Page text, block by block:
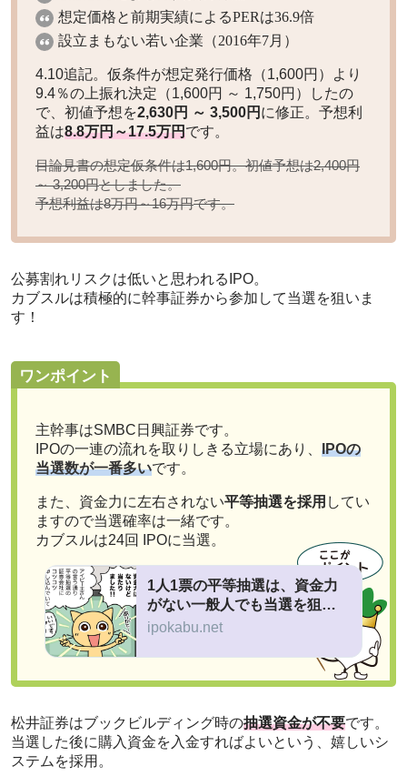
想定価格と前期実績によるPERは36.9倍
設立まもない若い企業（2016年7月）
4.10追記。仮条件が想定発行価格（1,600円）より
9.4％の上振れ決定（1,600円 ～ 1,750円）したの
で、初値予想を2,630円 ～ 3,500円 に修正。予想利
益は8.8万円～17.5万円です。
目論見書の想定仮条件は1,600円。初値予想は2,400円
～ 3,200円としました。
予想利益は8万円～16万円です。
公募割れリスクは低いと思われるIPO。
カブスルは積極的に幹事証券から参加して当選を狙いま
す！
ワンポイント
主幹事はSMBC日興証券です。
IPOの一連の流れを取りしきる立場にあり、 IPOの
当選数が一番多いです。
また、資金力に左右されない平等抽選を採用 してい
ますので当選確率は一緒です。
カブスルは24回 IPOに当選。
1人1票の平等抽選は、資金力
がない一般人でも当選を狙え
る！
ipokabu.net
松井証券はブックビルディング時の抽選資金が不要です。
当選した後に購入資金を入金すればよいという、嬉しいシ
ステムを採用。